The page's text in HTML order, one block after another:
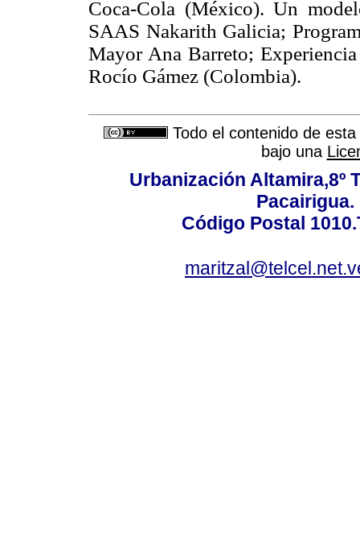
Coca-Cola (México). Un
SAAS Nakarith Galicia;
Mayor Ana Barreto;
Rocío Gámez (Colombia).
Todo el contenido de
bajo una
Urbanización Altamira,8º
Pacairigua.
Código Postal